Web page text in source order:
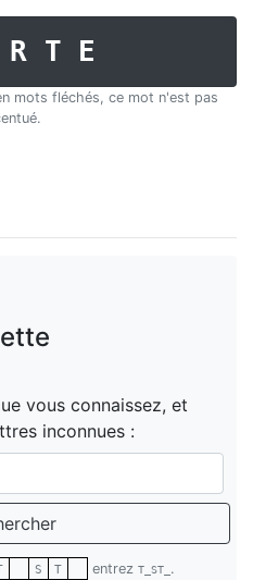
mots fléchés, ce mot n'est pas
vous connaissez, et
inconnues :
S T entrez T_ST_ .